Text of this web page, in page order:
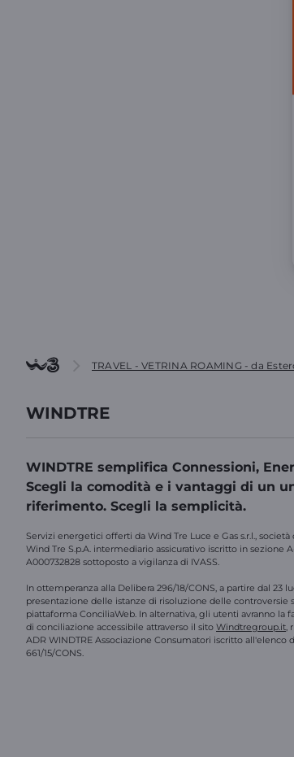
TRAVEL - VETRINA ROAMING - da
WINDTRE
WINDTRE semplifica Connessioni,
Scegli la comodità e i vantaggi di un
riferimento. Scegli la semplicità.
Servizi energetici offerti da Wind Tre Luce e Gas s.r.l.,
Wind Tre S.p.A. intermediario assicurativo iscritto in sezione
A000732828 sottoposto a vigilanza di IVASS.
In ottemperanza alla Delibera 296/18/CONS, a partire dal 23
presentazione delle istanze di risoluzione delle controversie
piattaforma ConciliaWeb. In alternativa, gli utenti avranno la
di conciliazione accessibile attraverso il sito Windtregroup.it,
ADR WINDTRE Associazione Consumatori iscritto all'elenco
661/15/CONS.